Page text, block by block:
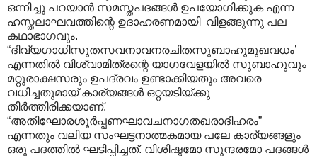
ഒന്നിച്ചു പറയാന്‍ സമസ്തപദങ്ങള്‍ ഉപയോഗിക്കുക എന്ന
ഹസ്തലാഘവത്തിന്റെ ഉദാഹരണമായി വിളങ്ങുന്നു പല
കഥാഭാഗവും.
“ദിവ്യഗാധിസുതസവനാവനരചിതസുബാഹുമുഖവധം’
എന്നതില്‍ വിശ്വാമിത്രന്റെ യാഗവേളയില്‍ സുബാഹുവും
മറ്റുരാക്ഷസരും ഉപദ്രവം ഉണ്ടാക്കിയതും അവരെ
വധിച്ചതുമായ് കാര്യങ്ങള്‍ ഒറ്റയടിയ്ക്കു
തീര്‍ത്തിരിക്കയാണ്.
“അതിഘോരശൂര്‍പ്പണഘാവചനാഗതഖരാദിഹരം”
എന്നതും വലിയ സംഘട്ടനാത്മകമായ പലേ കാര്യങ്ങളും
ഒരു പദത്തില്‍ ഘടിപ്പിച്ചത്. വിശിഷ്ടമോ സുന്ദരമോ പദങ്ങള്‍